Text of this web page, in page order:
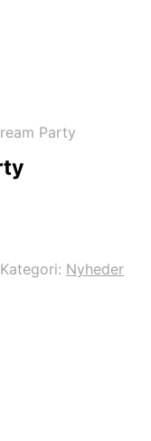
Party
Kategori: Nyheder